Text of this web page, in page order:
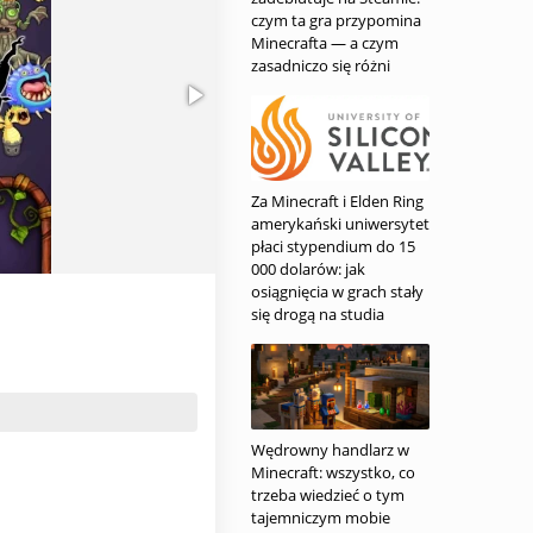
czym ta gra przypomina
Minecrafta — a czym
zasadniczo się różni
Za Minecraft i Elden Ring
amerykański uniwersytet
płaci stypendium do 15
000 dolarów: jak
osiągnięcia w grach stały
się drogą na studia
Wędrowny handlarz w
Minecraft: wszystko, co
trzeba wiedzieć o tym
tajemniczym mobie